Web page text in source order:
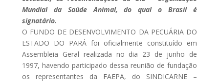
Mundial da Saúde Animal, do qual o Brasil é
signatário.
O FUNDO DE DESENVOLVIMENTO DA PECUÁRIA DO
ESTADO DO PARÁ foi oficialmente constituído em
Assembleia Geral realizada no dia 23 de junho de
1997, havendo participado dessa reunião de fundação
os representantes da FAEPA, do SINDICARNE –